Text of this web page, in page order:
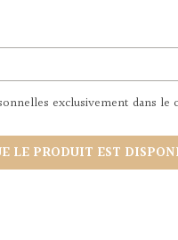
exclusivement dans le
LE PRODUIT EST